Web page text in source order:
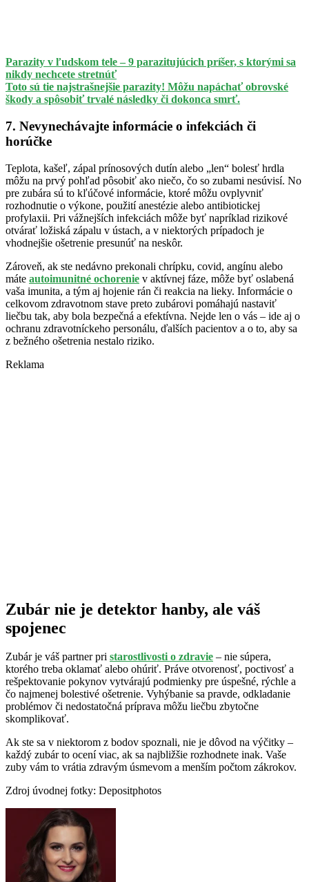
Parazity v ľudskom tele – 9 parazitujúcich príšer, s ktorými sa
nikdy nechcete stretnúť
Toto sú tie najstrašnejšie parazity! Môžu napáchať obrovské
škody a spôsobiť trvalé následky či dokonca smrť.
7. Nevynechávajte informácie o infekciách či
horúčke
Teplota, kašeľ, zápal prínosových dutín alebo „len“ bolesť hrdla
môžu na prvý pohľad pôsobiť ako niečo, čo so zubami nesúvisí. No
pre zubára sú to kľúčové informácie, ktoré môžu ovplyvniť
rozhodnutie o výkone, použití anestézie alebo antibiotickej
profylaxii. Pri vážnejších infekciách môže byť napríklad rizikové
otvárať ložiská zápalu v ústach, a v niektorých prípadoch je
vhodnejšie ošetrenie presunúť na neskôr.
Zároveň, ak ste nedávno prekonali chrípku, covid, angínu alebo
máte autoimunitné ochorenie v aktívnej fáze, môže byť oslabená
vaša imunita, a tým aj hojenie rán či reakcia na lieky. Informácie o
celkovom zdravotnom stave preto zubárovi pomáhajú nastaviť
liečbu tak, aby bola bezpečná a efektívna. Nejde len o vás – ide aj o
ochranu zdravotníckeho personálu, ďalších pacientov a o to, aby sa
z bežného ošetrenia nestalo riziko.
Reklama
Zubár nie je detektor hanby, ale váš
spojenec
Zubár je váš partner pri starostlivosti o zdravie – nie súpera,
ktorého treba oklamať alebo ohúriť. Práve otvorenosť, poctivosť a
rešpektovanie pokynov vytvárajú podmienky pre úspešné, rýchle a
čo najmenej bolestivé ošetrenie. Vyhýbanie sa pravde, odkladanie
problémov či nedostatočná príprava môžu liečbu zbytočne
skomplikovať.
Ak ste sa v niektorom z bodov spoznali, nie je dôvod na výčitky –
každý zubár to ocení viac, ak sa najbližšie rozhodnete inak. Vaše
zuby vám to vrátia zdravým úsmevom a menším počtom zákrokov.
Zdroj úvodnej fotky: Depositphotos